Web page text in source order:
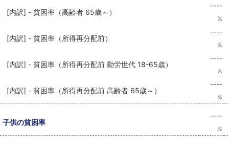
[内訳] - 貧困率（高齢者 65歳～）
----
%
[内訳] - 貧困率（所得再分配前）
----
%
[内訳] - 貧困率（所得再分配前 勤労世代 18-65歳）
----
%
[内訳] - 貧困率（所得再分配前 高齢者 65歳～）
----
%
子供の貧困率
----
%